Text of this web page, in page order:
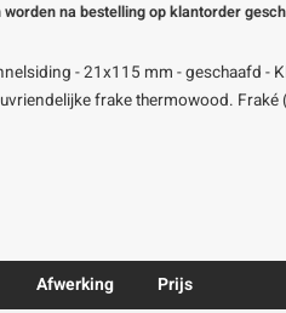
Houtvuller
na bestelling op klantorder
- 21x115 mm - geschaafd -
frake thermowood.
Afwerking Prijs